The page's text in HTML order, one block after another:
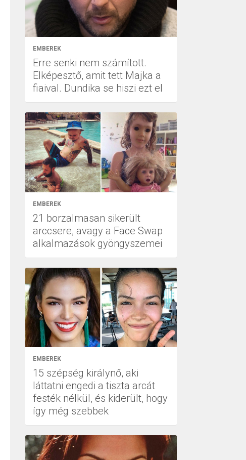
EMBEREK
Erre senki nem számított.
Elképesztő, amit tett Majka a
fiaival. Dundika se hiszi ezt el
EMBEREK
21 borzalmasan sikerült
arccsere, avagy a Face Swap
alkalmazások gyöngyszemei
EMBEREK
15 szépség királynő, aki
láttatni engedi a tiszta arcát
festék nélkül, és kiderült, hogy
így még szebbek